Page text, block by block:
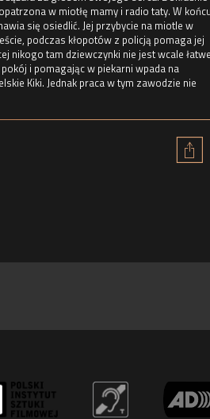
w miotłę mamy i radio taty. W końcu
się osiedlić. Jej przybycie na miotle w
podczas kłopotów z policją pomaga jej
nikogo tam dziewczynki nie jest wcale
i pomagając w piekarni wpada na
Kiki. Jednak praca w tym zawodzie nie